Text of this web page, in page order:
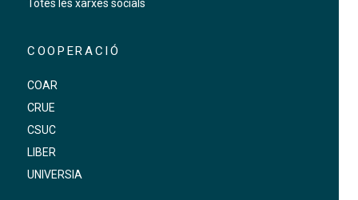
Totes les xarxes socials
COOPERACIÓ
COAR
CRUE
CSUC
LIBER
UNIVERSIA